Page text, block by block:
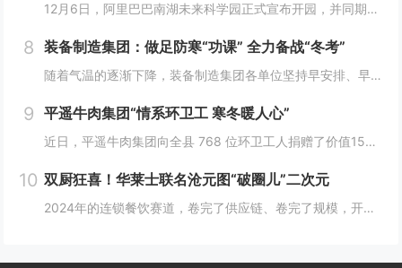
12月6日，阿里巴巴南湖未来科学园正式宣布开园，并同期举办了“问道未来——南湖未来产业生态大会”。此次活动中，由阿里巴巴达摩院主导的湖畔实验室、中国科学院院士叶志镇团队、西湖大学裴端卿教授实验室等共计106家科技创新企业及实验室正式入驻并举...
8 装备制造集团：做足防寒“功课” 全力备战“冬考”
随着气温的逐渐下降，装备制造集团各单位坚持早安排、早准备、早落实，超前部署、多措并举做好防冻保暖工作，全力保障冬季生产安全稳定运行。“报告值班长，井口热风机组经过全面检修维护，昨天进行了试运转，一切正常。”寺河煤矿二号井机电运行工区班前会上...
9 平遥牛肉集团“情系环卫工 寒冬暖人心”
近日，平遥牛肉集团向全县 768 位环卫工人捐赠了价值15万余元的保暖衣和保温杯。这一善举主要源于对环卫工人辛勤付出的由衷敬意。他们每日穿梭在平遥的大街小巷，无畏寒暑，为城市的整洁默默奉献，这种精神深深触动了平遥牛肉集团...
10 双厨狂喜！华莱士联名沧元图“破圈儿”二次元
2024年的连锁餐饮赛道，卷完了供应链、卷完了规模，开始卷起了营销和文化，而作为我国连锁快餐的龙头企业，华莱士无疑是最会玩儿的“玩家”之一。日前，华莱士联名沧元图，用国潮、国漫文化，破圈儿二次元，掀起了“华门信徒”和二次元粉丝的“双厨狂喜”...